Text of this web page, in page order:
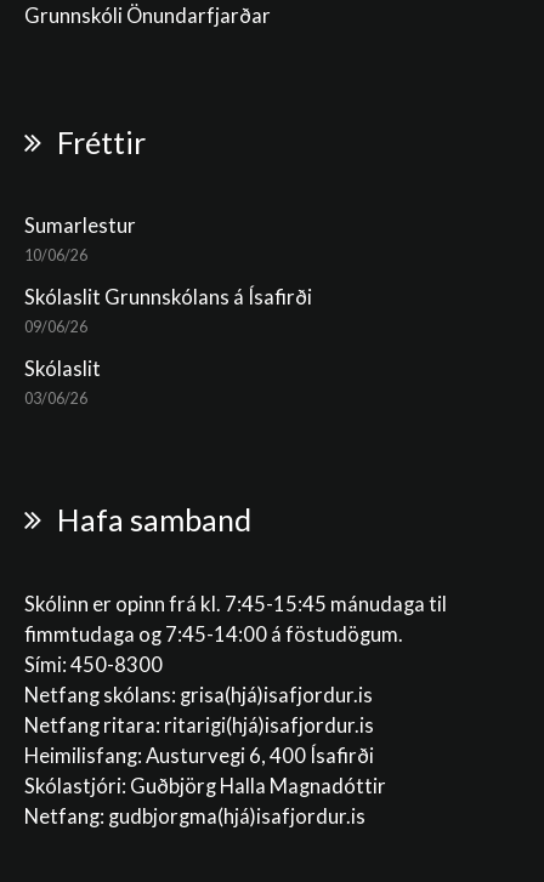
Grunnskóli Önundarfjarðar
Fréttir
Sumarlestur
10/06/26
Skólaslit Grunnskólans á Ísafirði
09/06/26
Skólaslit
03/06/26
Hafa samband
Skólinn er opinn frá kl. 7:45-15:45 mánudaga til
fimmtudaga og 7:45-14:00 á föstudögum.
Sími: 450-8300
Netfang skólans: grisa(hjá)isafjordur.is
Netfang ritara: ritarigi(hjá)isafjordur.is
Heimilisfang: Austurvegi 6, 400 Ísafirði
Skólastjóri: Guðbjörg Halla Magnadóttir
Netfang: gudbjorgma(hjá)isafjordur.is